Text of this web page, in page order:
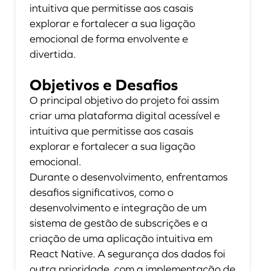
intuitiva que permitisse aos casais
explorar e fortalecer a sua ligação
emocional de forma envolvente e
divertida.
Objetivos e Desafios
O principal objetivo do projeto foi assim
criar uma plataforma digital acessível e
intuitiva que permitisse aos casais
explorar e fortalecer a sua ligação
emocional.
Durante o desenvolvimento, enfrentamos
desafios significativos, como o
desenvolvimento e integração de um
sistema de gestão de subscrições e a
criação de uma aplicação intuitiva em
React Native. A segurança dos dados foi